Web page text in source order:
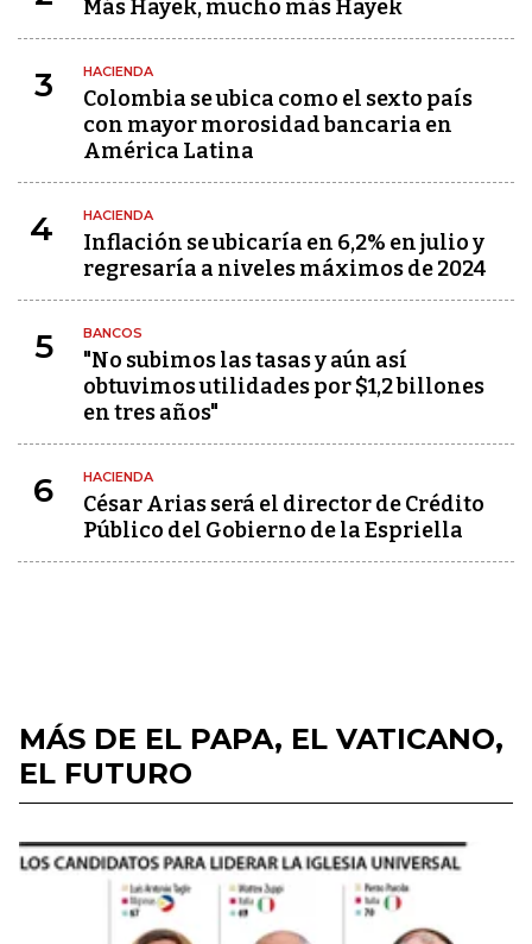
Más Hayek, mucho más Hayek
3 HACIENDA
Colombia se ubica como el sexto país
con mayor morosidad bancaria en
América Latina
4 HACIENDA
Inflación se ubicaría en 6,2% en julio y
regresaría a niveles máximos de 2024
5 BANCOS
"No subimos las tasas y aún así
obtuvimos utilidades por $1,2 billones
en tres años"
6 HACIENDA
César Arias será el director de Crédito
Público del Gobierno de la Espriella
MÁS DE EL PAPA, EL VATICANO,
EL FUTURO